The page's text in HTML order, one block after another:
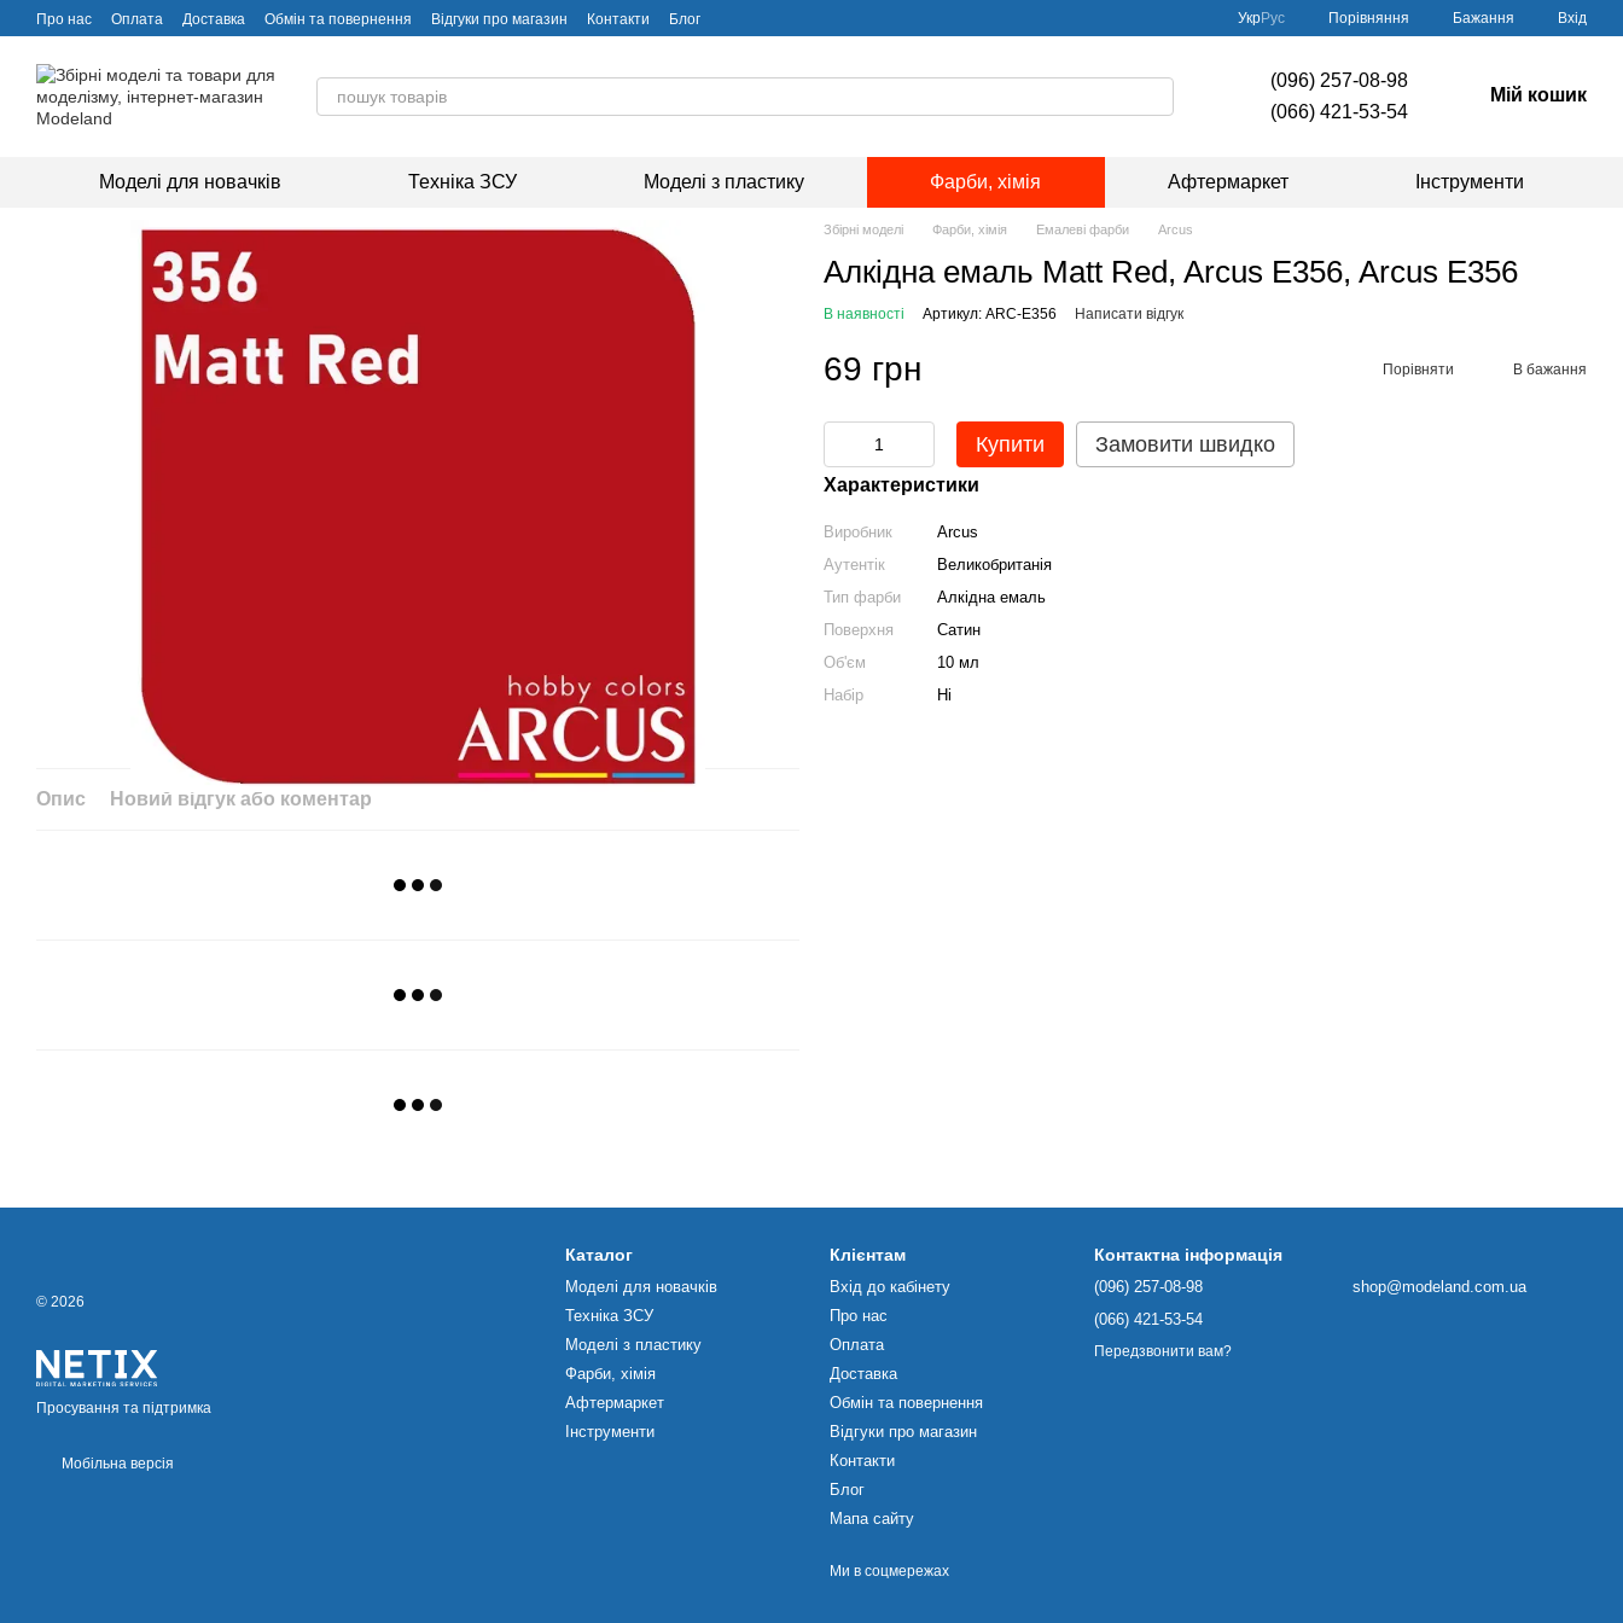
Перейти до основного контенту
Про нас Оплата Доставка Обмін та повернення Відгуки про магазин Контакти Блог УкрРус Порівняння Бажання Вхід
(096) 257-08-98
(066) 421-53-54
Мій кошик
Моделі для новачків Техніка ЗСУ Моделі з пластику Фарби, хімія Афтермаркет Інструменти
Опис Новий відгук або коментар
Збірні моделі Фарби, хімія Емалеві фарби Arcus
Алкідна емаль Matt Red, Arcus E356, Arcus E356
В наявності Артикул: ARC-E356 Написати відгук
69 грн Порівняти В бажання
Купити Замовити швидко
Характеристики
Виробник
Arcus
Аутентік
Великобританія
Тип фарби
Алкідна емаль
Поверхня
Сатин
Об'єм
10 мл
Набір
Ні
© 2026
Просування та підтримка
Мобільна версія
Каталог
Моделі для новачків
Техніка ЗСУ
Моделі з пластику
Фарби, хімія
Афтермаркет
Інструменти
Клієнтам
Вхід до кабінету
Про нас
Оплата
Доставка
Обмін та повернення
Відгуки про магазин
Контакти
Блог
Мапа сайту
Ми в соцмережах
Контактна інформація
(096) 257-08-98
(066) 421-53-54
Передзвонити вам?
shop@modeland.com.ua